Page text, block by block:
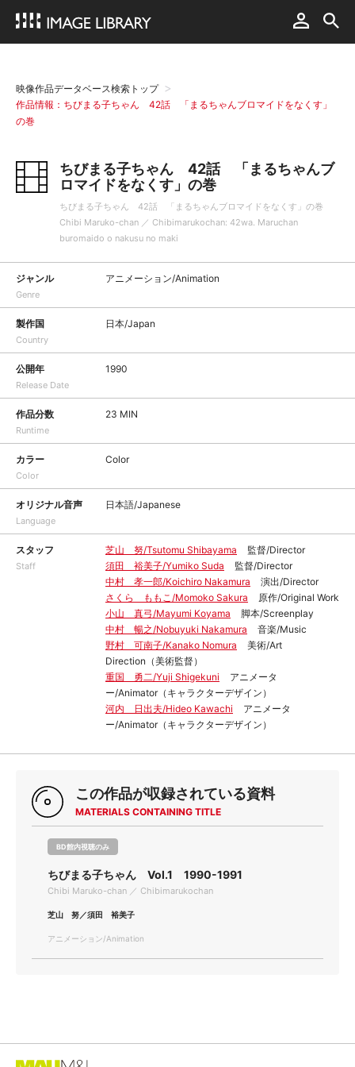
映像作品データベース検索トップ
作品情報：ちびまる子ちゃん 42話 「まるちゃんブロマイドをなくす」
の巻
ちびまる子ちゃん 42話 「まるちゃんブ
ロマイドをなくす」の巻
ちびまる子ちゃん 42話 「まるちゃんブロマイドをなくす」の巻
Chibi Maruko-chan ／ Chibimarukochan: 42wa. Maruchan
buromaido o nakusu no maki
ジャンル
Genre
アニメーション/Animation
製作国
Country
日本/Japan
公開年
Release Date
1990
作品分数
Runtime
23 MIN
カラー
Color
Color
オリジナル音声
Language
日本語/Japanese
スタッフ
Staff
芝山 努/Tsutomu Shibayama
監督/Director
須田 裕美子/Yumiko Suda
監督/Director
中村 孝一郎/Koichiro Nakamura
演出/Director
さくら ももこ/Momoko Sakura
原作/Original Work
小山 真弓/Mayumi Koyama
脚本/Screenplay
中村 暢之/Nobuyuki Nakamura
音楽/Music
野村 可南子/Kanako Nomura
美術/Art
Direction（美術監督）
重国 勇二/Yuji Shigekuni
アニメータ
ー/Animator（キャラクターデザイン）
河内 日出夫/Hideo Kawachi
アニメータ
ー/Animator（キャラクターデザイン）
この作品が収録されている資料
MATERIALS CONTAINING TITLE
BD館内視聴のみ
ちびまる子ちゃん Vol.1 1990-1991
Chibi Maruko-chan ／ Chibimarukochan
芝山 努／須田 裕美子
アニメーション/Animation